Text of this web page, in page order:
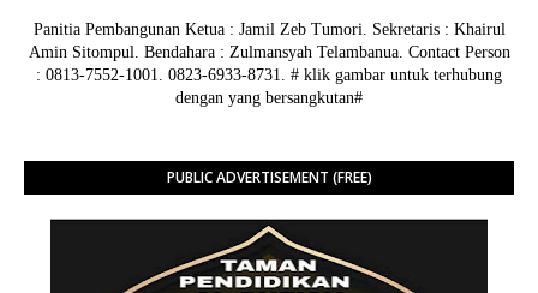
Panitia Pembangunan Ketua : Jamil Zeb Tumori. Sekretaris : Khairul
Amin Sitompul. Bendahara : Zulmansyah Telambanua. Contact Person
: 0813-7552-1001. 0823-6933-8731. # klik gambar untuk terhubung
dengan yang bersangkutan#
PUBLIC ADVERTISEMENT (FREE)